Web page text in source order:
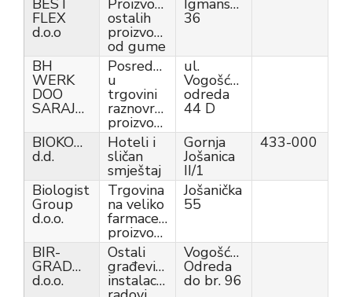
BEST
FLEX
d.o.o
Proizvodnja
ostalih
proizvoda
od gume
Igmanska
36
BH
WERK
DOO
SARAJEVO
Posredovanje
u
trgovini
raznovrsnim
proizvodima
ul.
Vogošćanskih
odreda
44 D
BIOKOVO
d.d.
Hoteli i
sličan
smještaj
Gornja
Jošanica
II/1
433-000
Biologist
Group
d.o.o.
Trgovina
na veliko
farmaceutskim
proizvodima
Jošanička
55
BIR-
GRADNJA
d.o.o.
Ostali
građevinski
instalacijski
Vogošćanskih
Odreda
do br. 96